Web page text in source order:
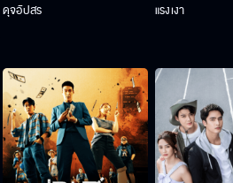
ดุจอัปสร แรงเงา